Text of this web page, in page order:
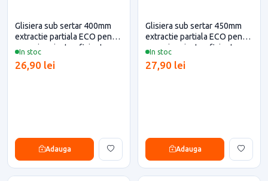
In stoc
Glisiera sub sertar 400mm
extractie partiala ECO pentru
casa si proiecte eficiente
26,90 lei
Adauga
In stoc
Glisiera sub sertar 450mm
extractie partiala ECO pentru
casa si proiecte eficiente
27,90 lei
Adauga